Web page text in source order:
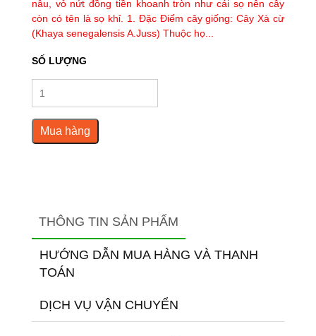
nâu, vỏ nứt đồng tiền khoanh tròn như cái sọ nên cây
còn có tên là sọ khỉ. 1. Đặc Điểm cây giống: Cây Xà cừ
(Khaya senegalensis A.Juss) Thuộc họ...
SỐ LƯỢNG
Mua hàng
THÔNG TIN SẢN PHẨM
HƯỚNG DẪN MUA HÀNG VÀ THANH
TOÁN
DỊCH VỤ VẬN CHUYỂN